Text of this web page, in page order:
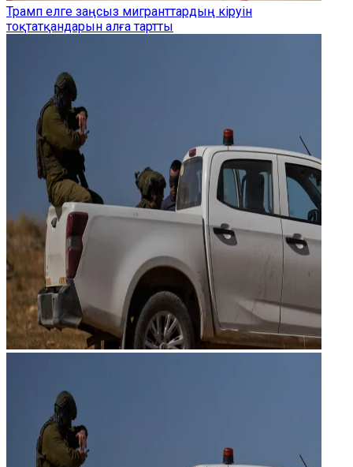
Трамп елге заңсыз мигранттардың кіруін
тоқтатқандарын алға тартты